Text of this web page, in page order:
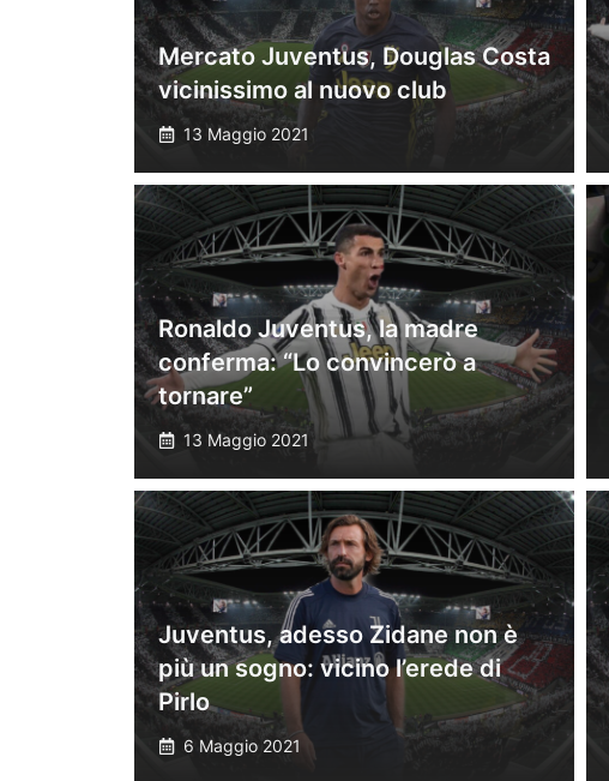
Mercato Juventus, Douglas Costa
vicinissimo al nuovo club
13 Maggio 2021
Ronaldo Juventus, la madre
conferma: “Lo convincerò a
tornare”
13 Maggio 2021
Juventus, adesso Zidane non è
più un sogno: vicino l’erede di
Pirlo
6 Maggio 2021